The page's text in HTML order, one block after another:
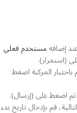
إضافهمستخدم فعلي
(استمرار).
المركبة اضغط
ثم اضغط على (إرسال).
قم بإدخال تاريخ بدء